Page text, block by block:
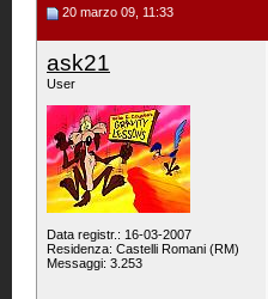
20 marzo 09, 11:33
ask21
User
Data registr.: 16-03-2007
Residenza: Castelli Romani (RM)
Messaggi: 3.253